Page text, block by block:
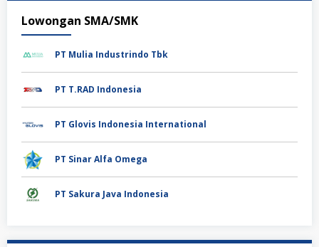
Lowongan SMA/SMK
PT Mulia Industrindo Tbk
PT T.RAD Indonesia
PT Glovis Indonesia International
PT Sinar Alfa Omega
PT Sakura Java Indonesia